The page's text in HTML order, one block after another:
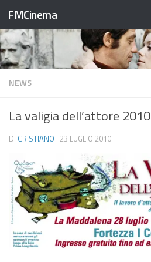
Salta al contenuto
FMCinema
NEWS
La valigia dell’attore 2010
DI CRISTIANO · 23 LUGLIO 2010